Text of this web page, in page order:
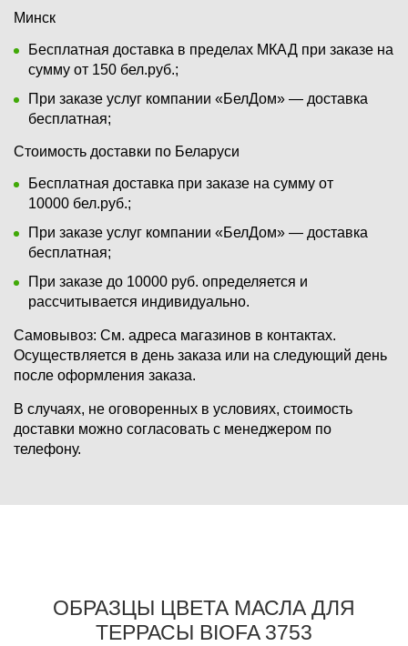
Минск
Бесплатная доставка в пределах МКАД при заказе на
сумму от 150 бел.руб.;
При заказе услуг компании «БелДом» — доставка
бесплатная;
Стоимость доставки по Беларуси
Бесплатная доставка при заказе на сумму от
10000 бел.руб.;
При заказе услуг компании «БелДом» — доставка
бесплатная;
При заказе до 10000 руб. определяется и
рассчитывается индивидуально.
Самовывоз: См. адреса магазинов в контактах.
Осуществляется в день заказа или на следующий день
после оформления заказа.
В случаях, не оговоренных в условиях, стоимость
доставки можно согласовать с менеджером по
телефону.
ОБРАЗЦЫ ЦВЕТА МАСЛА ДЛЯ
ТЕРРАСЫ BIOFA 3753